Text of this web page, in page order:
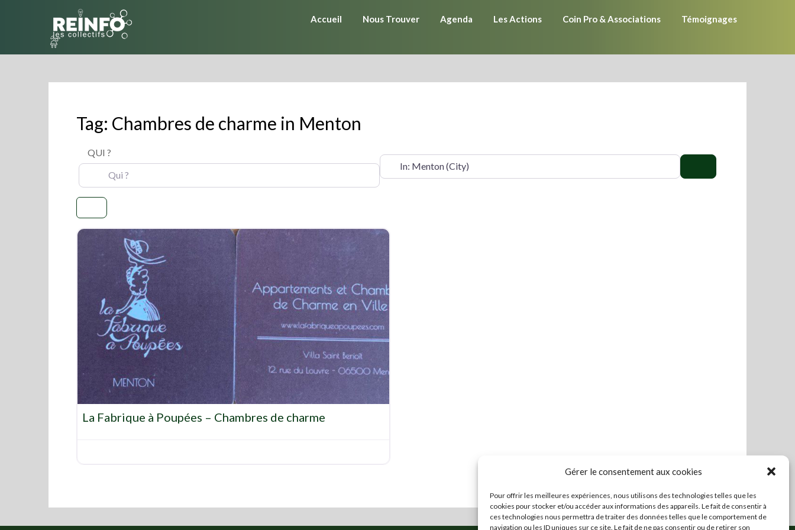
Gérer le consentement aux cookies
Pour offrir les meilleures expériences, nous utilisons des technologies telles que les
cookies pour stocker et/ou accéder aux informations des appareils. Le fait de consentir à
ces technologies nous permettra de traiter des données telles que le comportement de
navigation ou les ID uniques sur ce site. Le fait de ne pas consentir ou de retirer son
Accueil Nous Trouver Agenda Les Actions Coin Pro & Associations Témoignages
Tag: Chambres de charme in Menton
QUI ?
OÙ ?
La Fabrique à Poupées – Chambres de charme